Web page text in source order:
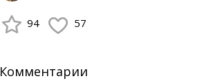
94 57
Комментарии